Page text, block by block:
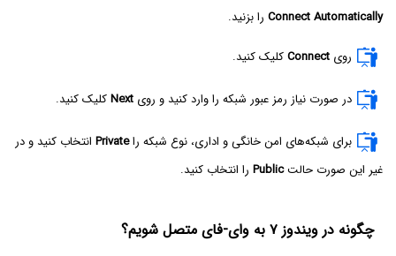
Connect Automatically را بزنید.
روی Connectکلیک کنید.
در صورت نیاز رمز عبور شبکه را وارد کنید و روی Nextکلیک کنید.
برای شبکه‌های امن خانگی و اداری، نوع شبکه راPrivate انتخاب کنید و در
غیر این صورت حالتPublic را انتخاب کنید.
چگونه در ویندوز ۷ به وای-فای متصل شویم؟